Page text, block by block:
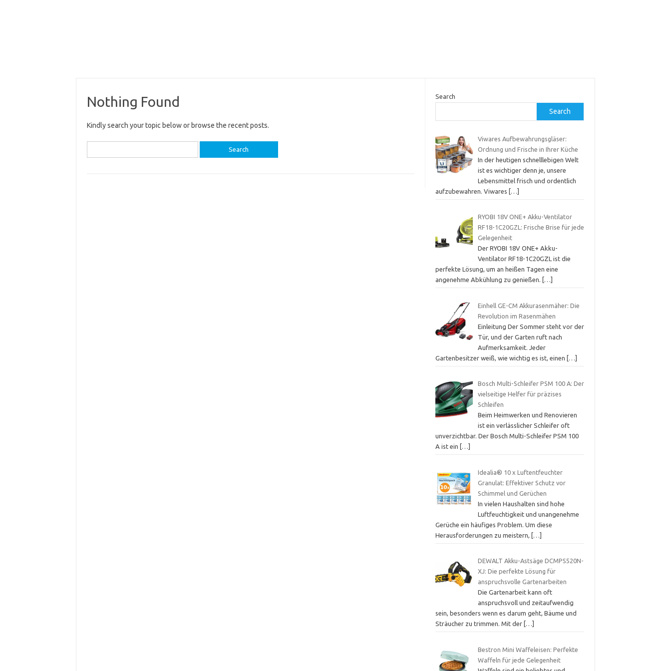
Nothing Found
Kindly search your topic below or browse the recent posts.
for:
Search
Search
Viwares Aufbewahrungsgläser:
Ordnung und Frische in Ihrer Küche
In der heutigen schnelllebigen Welt
ist es wichtiger denn je, unsere
Lebensmittel frisch und ordentlich
aufzubewahren. Viwares
[…]
RYOBI 18V ONE+ Akku-Ventilator
RF18-1C20GZL: Frische Brise für jede
Gelegenheit
Der RYOBI 18V ONE+ Akku-
Ventilator RF18-1C20GZL ist die
perfekte Lösung, um an heißen Tagen eine
angenehme Abkühlung zu genießen.
[…]
Einhell GE-CM Akkurasenmäher: Die
Revolution im Rasenmähen
Einleitung Der Sommer steht vor der
Tür, und der Garten ruft nach
Aufmerksamkeit. Jeder
Gartenbesitzer weiß, wie wichtig es ist, einen
[…]
Bosch Multi-Schleifer PSM 100 A: Der
vielseitige Helfer für präzises
Schleifen
Beim Heimwerken und Renovieren
ist ein verlässlicher Schleifer oft
unverzichtbar. Der Bosch Multi-Schleifer PSM 100
A ist ein
[…]
Idealia® 10 x Luftentfeuchter
Granulat: Effektiver Schutz vor
Schimmel und Gerüchen
In vielen Haushalten sind hohe
Luftfeuchtigkeit und unangenehme
Gerüche ein häufiges Problem. Um diese
Herausforderungen zu meistern,
[…]
DEWALT Akku-Astsäge DCMPS520N-
XJ: Die perfekte Lösung für
anspruchsvolle Gartenarbeiten
Die Gartenarbeit kann oft
anspruchsvoll und zeitaufwendig
sein, besonders wenn es darum geht, Bäume und
Sträucher zu trimmen. Mit der […]
Bestron Mini Waffeleisen: Perfekte
Waffeln für jede Gelegenheit